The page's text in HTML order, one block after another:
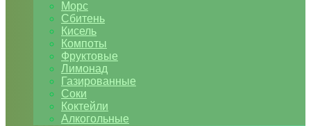
Морс
Сбитень
Кисель
Компоты
Фруктовые
Лимонад
Газированные
Соки
Коктейли
Алкогольные